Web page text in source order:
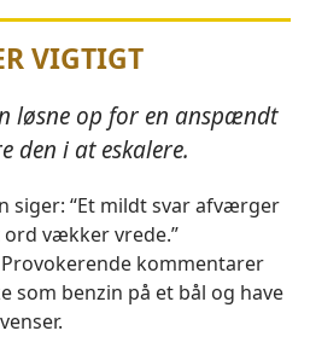
VIGTIGT
løsne op for en anspændt
den i at eskalere.
siger: “Et mildt svar afværger
vækker vrede.”
kommentarer
som benzin på et bål og have